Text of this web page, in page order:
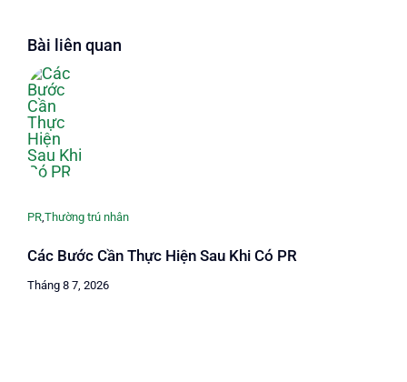
Bài liên quan
PR,Thường trú nhân
Các Bước Cần Thực Hiện Sau Khi Có PR
Tháng 8 7, 2026